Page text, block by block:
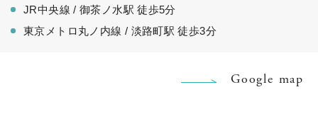
JR中央線 / 御茶ノ水駅 徒歩5分
東京メトロ丸ノ内線 / 淡路町駅 徒歩3分
Google map